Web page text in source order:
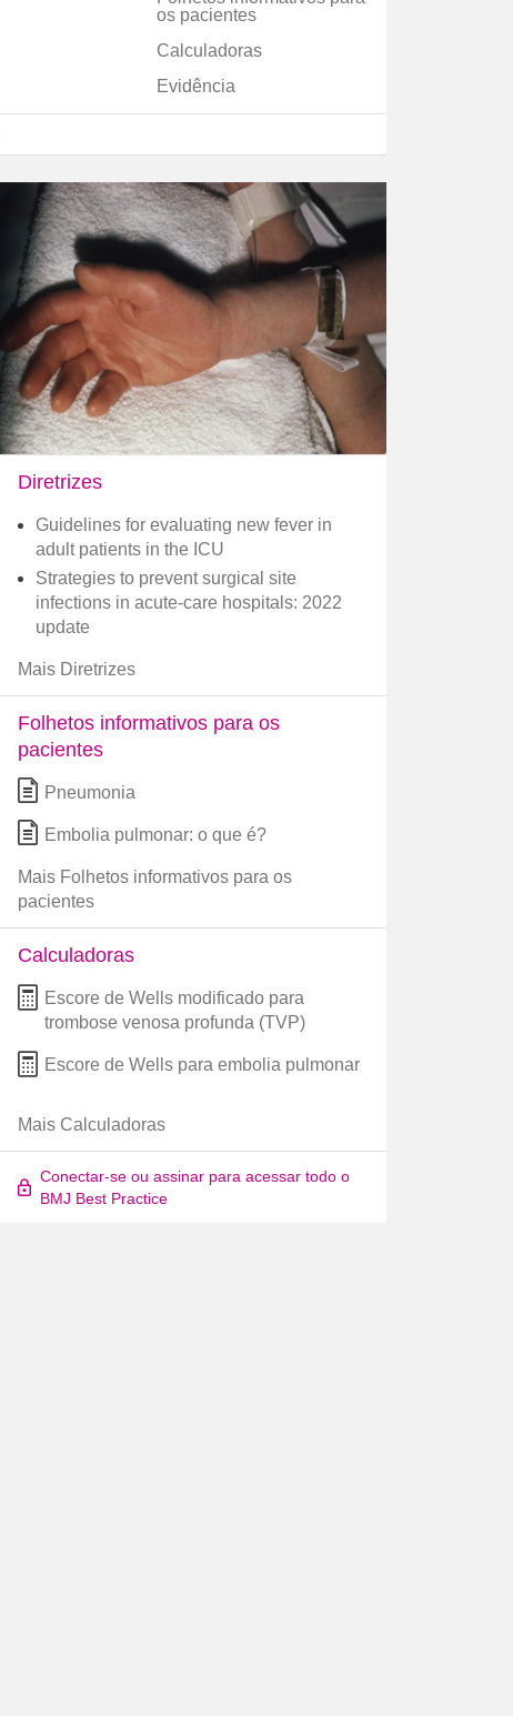
os pacientes
Calculadoras
Evidência
Diretrizes
Guidelines for evaluating new fever in
adult patients in the ICU
Strategies to prevent surgical site
infections in acute-care hospitals: 2022
update
Mais Diretrizes
Folhetos informativos para os
pacientes
Pneumonia
Embolia pulmonar: o que é?
Mais Folhetos informativos para os
pacientes
Calculadoras
Escore de Wells modificado para
trombose venosa profunda (TVP)
Escore de Wells para embolia pulmonar
Mais Calculadoras
Conectar-se ou assinar para acessar todo o
BMJ Best Practice